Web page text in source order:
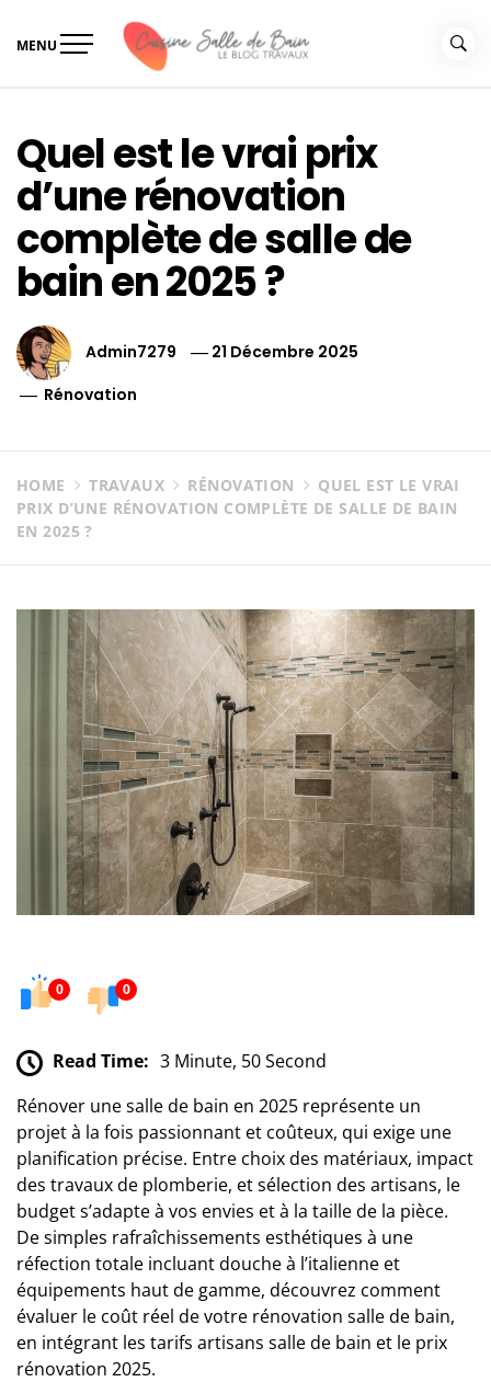
MENU
Quel est le vrai prix
d’une rénovation
complète de salle de
bain en 2025 ?
Admin7279
21 Décembre 2025
Rénovation
HOME TRAVAUX RÉNOVATION
QUEL EST LE VRAI
PRIX D’UNE RÉNOVATION COMPLÈTE DE SALLE DE BAIN
EN 2025 ?
0 0
Read Time: 3 Minute, 50 Second
Rénover une salle de bain en 2025 représente un
projet à la fois passionnant et coûteux, qui exige une
planification précise. Entre choix des matériaux, impact
des travaux de plomberie, et sélection des artisans, le
budget s’adapte à vos envies et à la taille de la pièce.
De simples rafraîchissements esthétiques à une
réfection totale incluant douche à l’italienne et
équipements haut de gamme, découvrez comment
évaluer le coût réel de votre rénovation salle de bain,
en intégrant les tarifs artisans salle de bain et le prix
rénovation 2025.